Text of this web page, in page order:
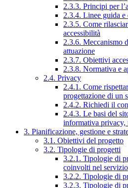
2.3.3. Principi per
2.3.4. Linee guida e
2.3.5. Come
accessibilità
2.3.6. Meccanismo
attuazione
2.3.7. Obiettivi
2.3.8. Normativa e
2.4. Privacy
2.4.1. Come
progettazione di un
2.4.2. Richiedi il
2.4.3. Le basi del
informativa
3. Pianificazione, gestione e
3.1. Obiettivi del progetto
3.2. Tipologie di progetti
3.2.1. Tipologie di
coinvolti nel servizio
3.2.2. Tipologie di
3.2.3. Tipologie di